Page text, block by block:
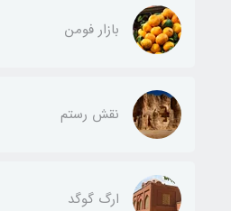
بازار فومن
نقش رستم
ارگ گوگد